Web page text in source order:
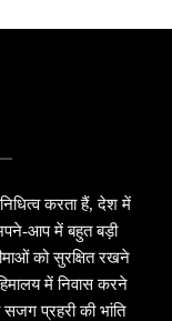
करता हैं, देश में
आप में बहुत बड़ी
को सुरक्षित रखने
में निवास करने
प्रहरी की भांति